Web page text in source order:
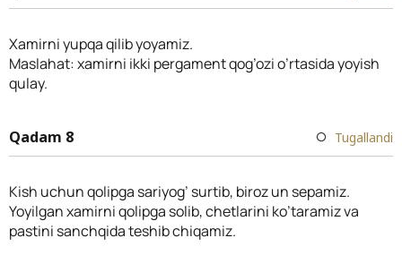
Xamirni yupqa qilib yoyamiz.
Maslahat: xamirni ikki pergament qog’ozi o’rtasida yoyish
qulay.
Qadam 8 Tugallandi
Kish uchun qolipga sariyog’ surtib, biroz un sepamiz.
Yoyilgan xamirni qolipga solib, chetlarini ko’taramiz va
pastini sanchqida teshib chiqamiz.